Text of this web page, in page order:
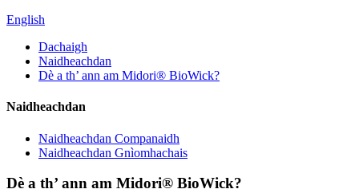
English
Dachaigh
Naidheachdan
Dè a th’ ann am Midori® BioWick?
Naidheachdan
Naidheachdan Companaidh
Naidheachdan Gnìomhachais
Dè a th’ ann am Midori® BioWick?